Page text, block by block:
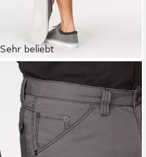
Sehr beliebt
MAN'S WORLD
Cargobermudas in 3/4-Länge
ab 24,99 €
29,99 €
-17%